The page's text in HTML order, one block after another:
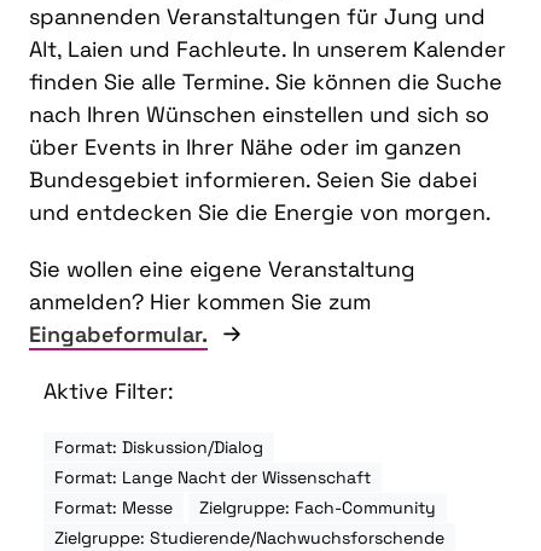
spannenden Veranstaltungen für Jung und
Alt, Laien und Fachleute. In unserem Kalender
finden Sie alle Termine. Sie können die Suche
nach Ihren Wünschen einstellen und sich so
über Events in Ihrer Nähe oder im ganzen
Bundesgebiet informieren. Seien Sie dabei
und entdecken Sie die Energie von morgen.
Sie wollen eine eigene Veranstaltung
anmelden? Hier kommen Sie zum
Eingabeformular.
Aktive Filter:
Format: Diskussion/Dialog
Format: Lange Nacht der Wissenschaft
Format: Messe
Zielgruppe: Fach-Community
Zielgruppe: Studierende/Nachwuchsforschende